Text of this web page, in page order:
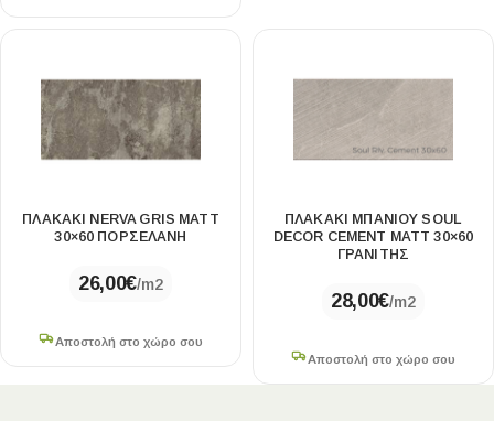
ΠΛΑΚΆΚΙ NERVA GRIS MATT
30×60 ΠΟΡΣΕΛΆΝΗ
26,00€/m2
Αποστολή στο χώρο σου
ΠΛΑΚΆΚΙ ΜΠΆΝΙΟΥ SOUL
DECOR CEMENT MATT 30×60
ΓΡΑΝΊΤΗΣ
28,00€/m2
Αποστολή στο χώρο σου